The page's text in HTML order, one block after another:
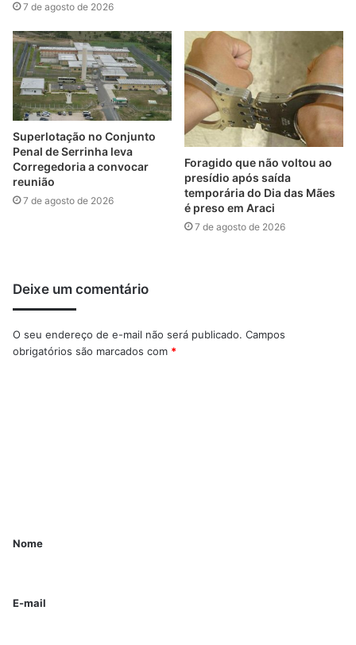
7 de agosto de 2026
Superlotação no Conjunto
Penal de Serrinha leva
Corregedoria a convocar
reunião
7 de agosto de 2026
Foragido que não voltou ao
presídio após saída
temporária do Dia das Mães
é preso em Araci
7 de agosto de 2026
Deixe um comentário
O seu endereço de e-mail não será publicado. Campos
obrigatórios são marcados com *
Nome
E-mail